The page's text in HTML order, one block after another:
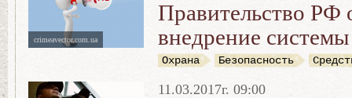
crimeavector.com.ua
Правительство РФ
внедрение
Охрана Безопасность
11.03.2017г. 09:00